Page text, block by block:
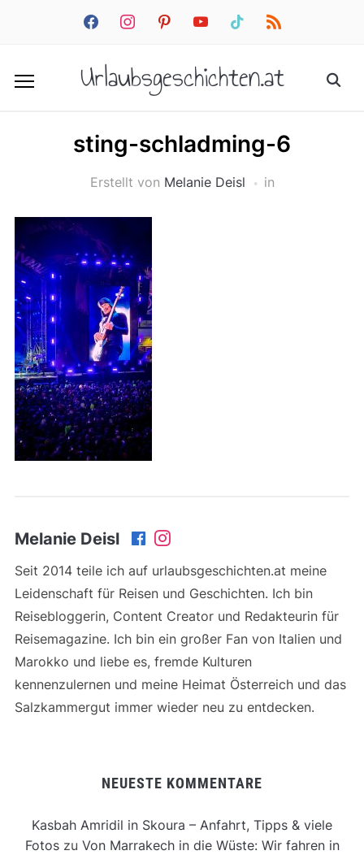
facebookinstagrampinterestyoutube tiktok rss
Urlaubsgeschichten.at
sting-schladming-6
Erstellt von Melanie Deisl in
Melanie Deisl
Seit 2014 teile ich auf urlaubsgeschichten.at meine
Leidenschaft für Reisen und Geschichten. Ich bin
Reisebloggerin, Content Creator und Redakteurin für
Reisemagazine. Ich bin ein großer Fan von Italien und
Marokko und liebe es, fremde Kulturen
kennenzulernen und meine Heimat Österreich und das
Salzkammergut immer wieder neu zu entdecken.
NEUESTE KOMMENTARE
Kasbah Amridil in Skoura – Anfahrt, Tipps & viele
Fotoszu Von Marrakech in die Wüste: Wir fahren in